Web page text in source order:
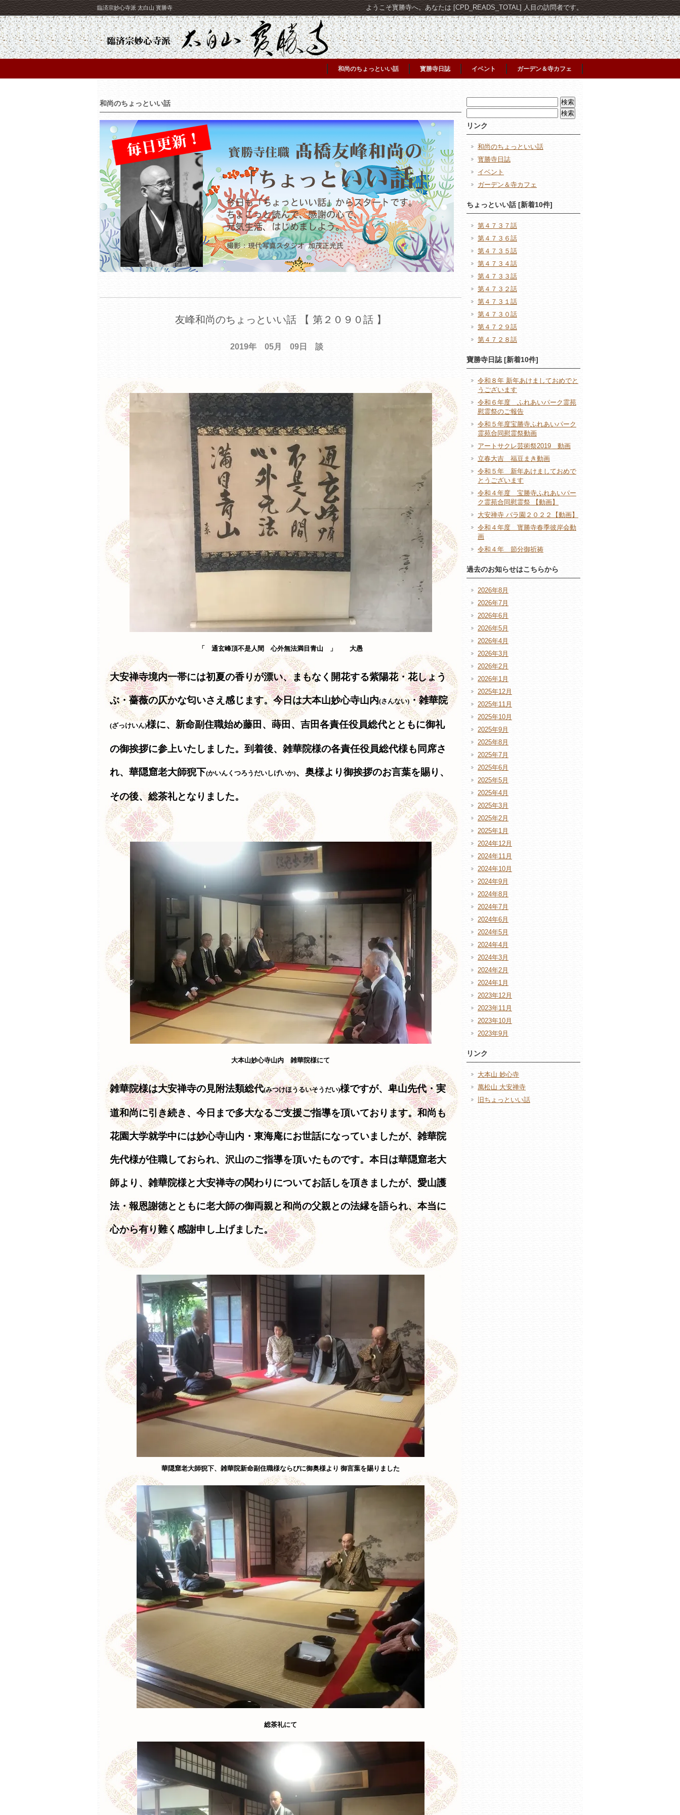
臨済宗妙心寺派 太白山 寳勝寺 ようこそ寳勝寺へ。あなたは [CPD_READS_TOTAL] 人目の訪問者です。
和尚のちょっといい話 寳勝寺日誌 イベント ガーデン＆寺カフェ
和尚のちょっといい話
友峰和尚のちょっといい話 【 第２０９０話 】
2019年 05月 09日 談
「 通玄峰頂不是人間 心外無法満目青山 」 大愚
大安禅寺境内一帯には初夏の香りが漂い、まもなく開花する紫陽花・花しょう
ぶ・薔薇の仄かな匂いさえ感じます。今日は大本山妙心寺山内(さんない)・雑華院
(ざっけいん)様に、新命副住職始め藤田、蒔田、吉田各責任役員総代とともに御礼
の御挨拶に参上いたしました。到着後、雑華院様の各責任役員総代様も同席さ
れ、華隠窟老大師猊下(かいんくつろうだいしげいか)、奥様より御挨拶のお言葉を賜り、
その後、総茶礼となりました。
大本山妙心寺山内 雑華院様にて
雑華院様は大安禅寺の見附法類総代(みつけほうるいそうだい)様ですが、卑山先代・実
道和尚に引き続き、今日まで多大なるご支援ご指導を頂いております。和尚も
花園大学就学中には妙心寺山内・東海庵にお世話になっていましたが、雑華院
先代様が住職しておられ、沢山のご指導を頂いたものです。本日は華隠窟老大
師より、雑華院様と大安禅寺の関わりについてお話しを頂きましたが、愛山護
法・報恩謝徳とともに老大師の御両親と和尚の父親との法縁を語られ、本当に
心から有り難く感謝申し上げました。
華隠窟老大師猊下、雑華院新命副住職様ならびに御奥様より 御言葉を賜りました
総茶礼にて
索:
索:
リンク
和尚のちょっといい話
寳勝寺日誌
イベント
ガーデン＆寺カフェ
ちょっといい話 [新着10件]
第４７３７話
第４７３６話
第４７３５話
第４７３４話
第４７３３話
第４７３２話
第４７３１話
第４７３０話
第４７２９話
第４７２８話
寶勝寺日誌 [新着10件]
令和８年 新年あけましておめでと
うございます
令和６年度 ふれあいパーク霊苑
慰霊祭のご報告
令和５年度宝勝寺ふれあいパーク
霊苑合同慰霊祭動画
アートサクレ芸術祭2019 動画
立春大吉 福豆まき動画
令和５年 新年あけましておめで
とうございます
令和４年度 宝勝寺ふれあいパー
ク霊苑合同慰霊祭 【動画】
大安禅寺 バラ園２０２２【動画】
令和４年度 寳勝寺春季彼岸会動
画
令和４年 節分御祈祷
過去のお知らせはこちらから
2026年8月
2026年7月
2026年6月
2026年5月
2026年4月
2026年3月
2026年2月
2026年1月
2025年12月
2025年11月
2025年10月
2025年9月
2025年8月
2025年7月
2025年6月
2025年5月
2025年4月
2025年3月
2025年2月
2025年1月
2024年12月
2024年11月
2024年10月
2024年9月
2024年8月
2024年7月
2024年6月
2024年5月
2024年4月
2024年3月
2024年2月
2024年1月
2023年12月
2023年11月
2023年10月
2023年9月
リンク
大本山 妙心寺
萬松山 大安禅寺
旧ちょっといい話